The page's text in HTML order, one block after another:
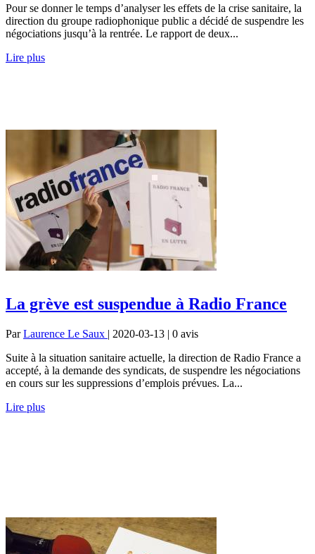
Pour se donner le temps d’analyser les effets de la crise sanitaire, la
direction du groupe radiophonique public a décidé de suspendre les
négociations jusqu’à la rentrée. Le rapport de deux...
Lire plus
La grève est suspendue à Radio France
ParLaurence Le Saux | 2020-03-13 | 0 avis
Suite à la situation sanitaire actuelle, la direction de Radio France a
accepté, à la demande des syndicats, de suspendre les négociations
en cours sur les suppressions d’emplois prévues. La...
Lire plus